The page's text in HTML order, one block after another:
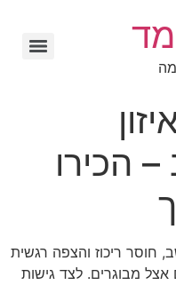
הכירו
חוסר ריכוז והצפה רגשית
אצל מבוגרים. לצד גישות